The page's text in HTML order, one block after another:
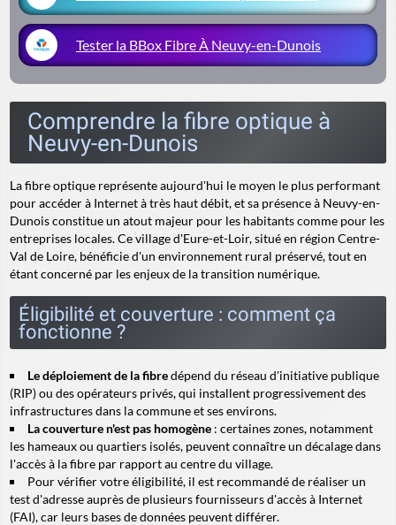
Tester la BBox Fibre À Neuvy-en-Dunois
Comprendre la fibre optique à
Neuvy-en-Dunois
La fibre optique représente aujourd'hui le moyen le plus performant
pour accéder à Internet à très haut débit, et sa présence à Neuvy-en-
Dunois constitue un atout majeur pour les habitants comme pour les
entreprises locales. Ce village d'Eure-et-Loir, situé en région Centre-
Val de Loire, bénéficie d'un environnement rural préservé, tout en
étant concerné par les enjeux de la transition numérique.
Éligibilité et couverture : comment ça
fonctionne ?
Le déploiement de la fibredépend du réseau d'initiative publique
(RIP) ou des opérateurs privés, qui installent progressivement des
infrastructures dans la commune et ses environs.
La couverture n'est pas homogène : certaines zones, notamment
les hameaux ou quartiers isolés, peuvent connaître un décalage dans
l'accès à la fibre par rapport au centre du village.
Pour vérifier votre éligibilité, il est recommandé de réaliser un
test d'adresse auprès de plusieurs fournisseurs d'accès à Internet
(FAI), car leurs bases de données peuvent différer.